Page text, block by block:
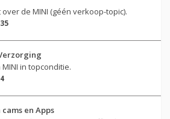
de MINI (géén verkoop-topic).
in topconditie.
en Apps